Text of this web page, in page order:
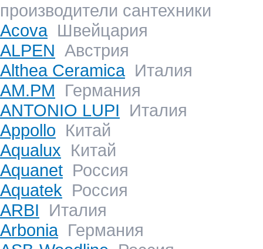
производители сантехники
AcovaШвейцария
ALPEN Австрия
Althea CeramicaИталия
AM.PM Германия
ANTONIO LUPI Италия
Appollo Китай
Aqualux Китай
Aquanet Россия
Aquatek Россия
ARBI Италия
ArboniaГермания